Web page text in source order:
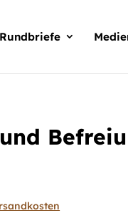
Rundbriefe